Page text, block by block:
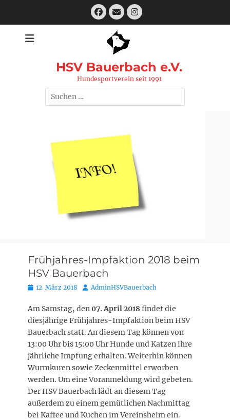
Facebook
E-
Mail
Instagram
HSV Bauerbach e.V.
Hundesportverein seit 1991
Suchen
nach:
Frühjahres-Impfaktion 2018 beim
HSV Bauerbach
Posted
12. März 2018 AutorAdminHSVBauerbach
Am Samstag, den07. April 2018findet die
diesjährige Frühjahres-Impfaktion beim HSV
Bauerbach statt. An diesem Tag können von
13:00 Uhr bis 15:00 Uhr Hunde und Katzen ihre
jährliche Impfung erhalten. Weiterhin können
Wurmkuren sowie Zeckenmittel erworben
werden. Um eine Voranmeldung wird gebeten.
Der HSV Bauerbach lädt an diesem Tag
außerdem zu einem gemütlichen Nachmittag
bei Kaffee und Kuchen im Vereinsheim ein.